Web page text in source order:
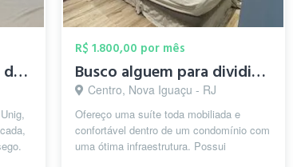
Quarto em condominio de casas
R$ 1.800,00 por mês
Busco alguem para dividir o apê que moro...
Centro, Nova Iguaçu - RJ
Ofereço uma suíte toda mobiliada e
confortável dentro de um condomínio com
uma ótima infraestrutura. Possui